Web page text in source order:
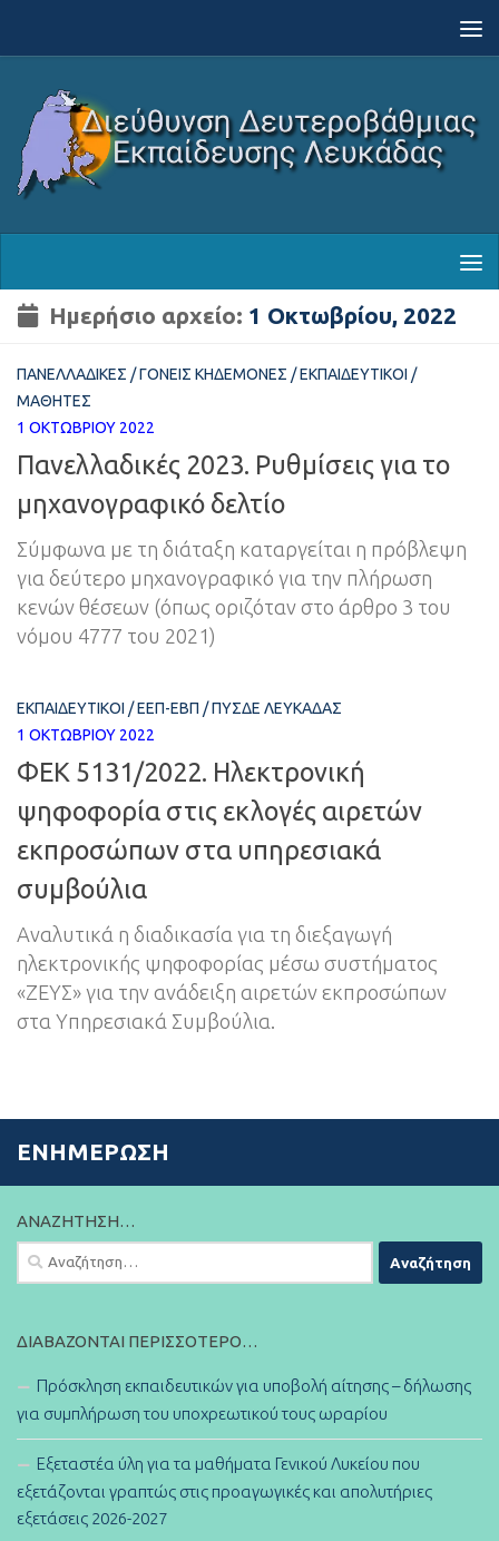
Ημερήσιο αρχείο: 1 Οκτωβρίου, 2022
ΠΑΝΕΛΛΑΔΙΚΈΣ /ΓΟΝΕΊΣ ΚΗΔΕΜΌΝΕΣ /ΕΚΠΑΙΔΕΥΤΙΚΟΊ /
ΜΑΘΗΤΈΣ
1 ΟΚΤΩΒΡΊΟΥ 2022
Πανελλαδικές 2023. Ρυθμίσεις για το
μηχανογραφικό δελτίο
Σύμφωνα με τη διάταξη καταργείται η πρόβλεψη
για δεύτερο μηχανογραφικό για την πλήρωση
κενών θέσεων (όπως οριζόταν στο άρθρο 3 του
νόμου 4777 του 2021)
ΕΚΠΑΙΔΕΥΤΙΚΟΊ /ΕΕΠ-ΕΒΠ /ΠΥΣΔΕ ΛΕΥΚΆΔΑΣ
1 ΟΚΤΩΒΡΊΟΥ 2022
ΦΕΚ 5131/2022. Ηλεκτρονική
ψηφοφορία στις εκλογές αιρετών
εκπροσώπων στα υπηρεσιακά
συμβούλια
Αναλυτικά η διαδικασία για τη διεξαγωγή
ηλεκτρονικής ψηφοφορίας μέσω συστήματος
«ΖΕΥΣ» για την ανάδειξη αιρετών εκπροσώπων
στα Υπηρεσιακά Συμβούλια.
ΕΝΗΜΈΡΩΣΗ
ΑΝΑΖΉΤΗΣΗ…
Αναζήτηση
για:
ΔΙΑΒΆΖΟΝΤΑΙ ΠΕΡΙΣΣΌΤΕΡΟ…
Πρόσκληση εκπαιδευτικών για υποβολή αίτησης – δήλωσης
για συμπλήρωση του υποχρεωτικού τους ωραρίου
Εξεταστέα ύλη για τα μαθήματα Γενικού Λυκείου που
εξετάζονται γραπτώς στις προαγωγικές και απολυτήριες
εξετάσεις 2026-2027